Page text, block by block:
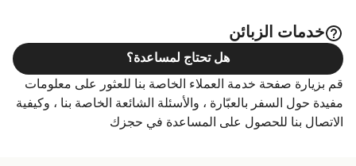
خدمات الزبائن
قم بزيارة صفحة خدمة العملاء الخاصة بنا للعثور على معلومات
مفيدة حول السفر بالعبّارة ، والأسئلة الشائعة الخاصة بنا ، وكيفية
الاتصال بنا للحصول على المساعدة في حجزك
هل تحتاج لمساعدة؟